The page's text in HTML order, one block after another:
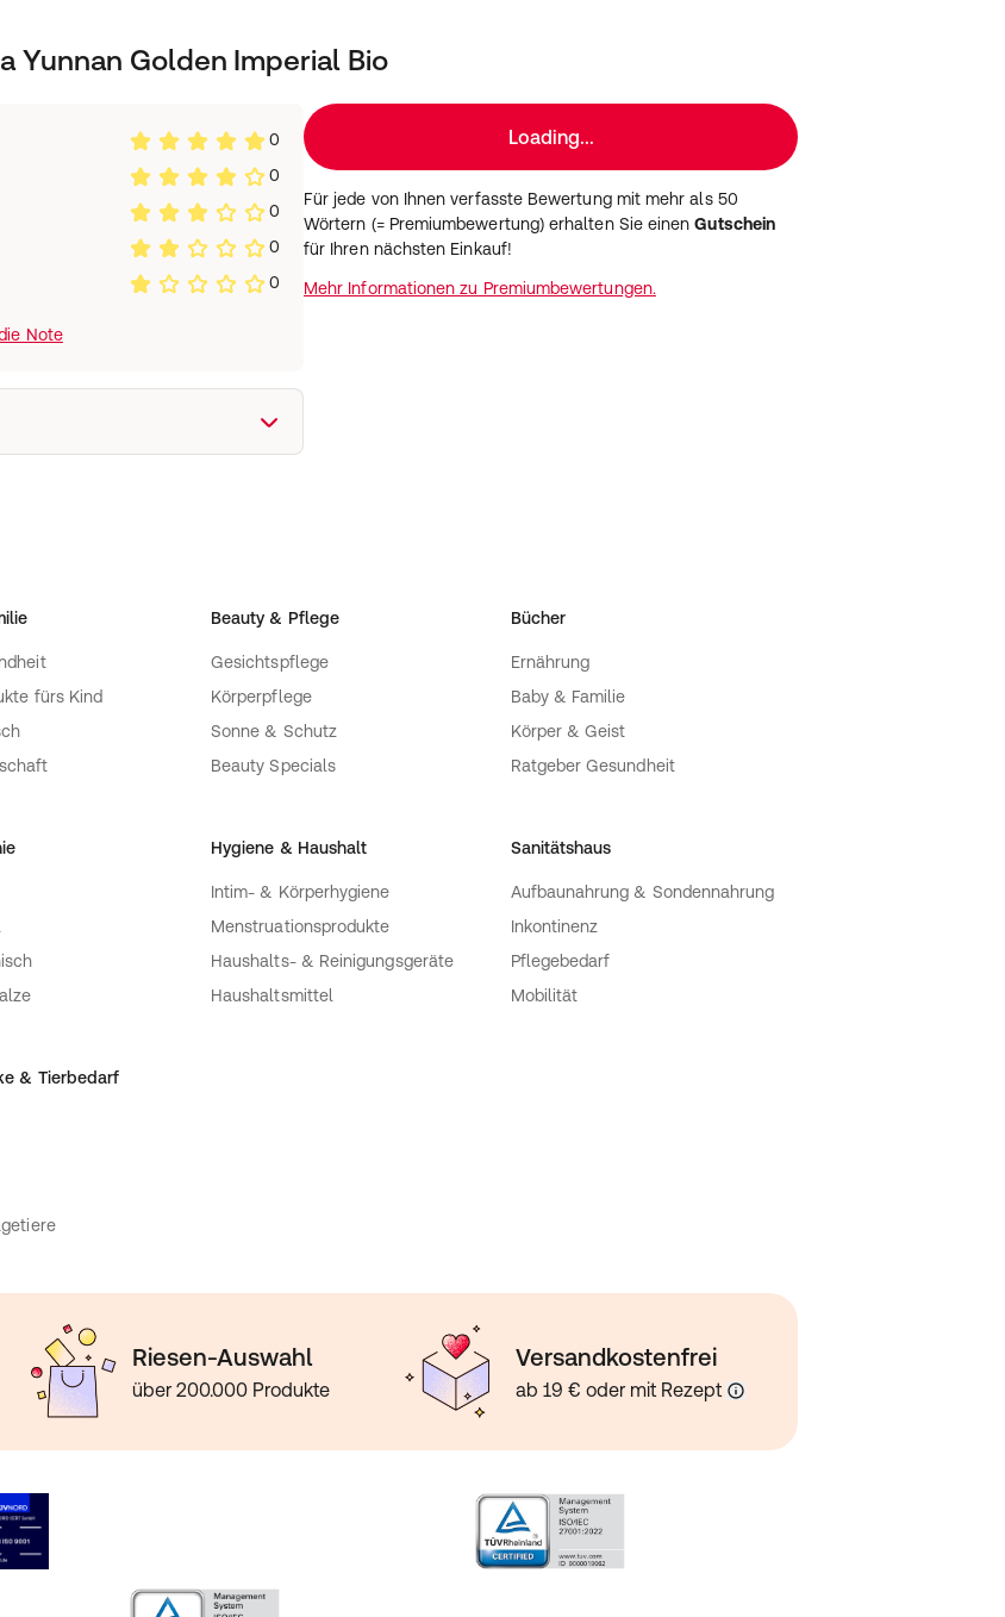
Yunnan Golden Imperial Bio
0
0
0
0
0
Note
Loading...
Für jede von Ihnen verfasste Bewertung mit mehr als 50
Wörtern (= Premiumbewertung) erhalten Sie einenGutschein
für Ihren nächsten Einkauf!
Mehr Informationen zu Premiumbewertungen.
fürs Kind
Beauty & Pflege
Gesichtspflege
Körperpflege
Sonne & Schutz
Beauty Specials
Bücher
Ernährung
Baby & Familie
Körper & Geist
Ratgeber Gesundheit
Hygiene & Haushalt
Intim- & Körperhygiene
Menstruationsprodukte
Haushalts- & Reinigungsgeräte
Haushaltsmittel
Sanitätshaus
Aufbaunahrung & Sondennahrung
Inkontinenz
Pflegebedarf
Mobilität
& Tierbedarf
Riesen-Auswahl
über 200.000 Produkte
Versandkostenfrei
ab 19 € oder mit Rezept